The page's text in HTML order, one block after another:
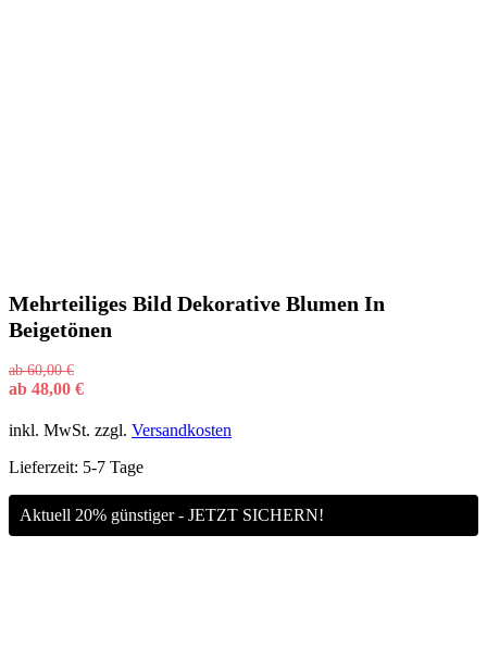
Mehrteiliges Bild Dekorative Blumen In
Beigetönen
ab60,00€
ab 48,00 €
inkl. MwSt. zzgl. Versandkosten
Lieferzeit: 5-7 Tage
Aktuell 20% günstiger - JETZT SICHERN!